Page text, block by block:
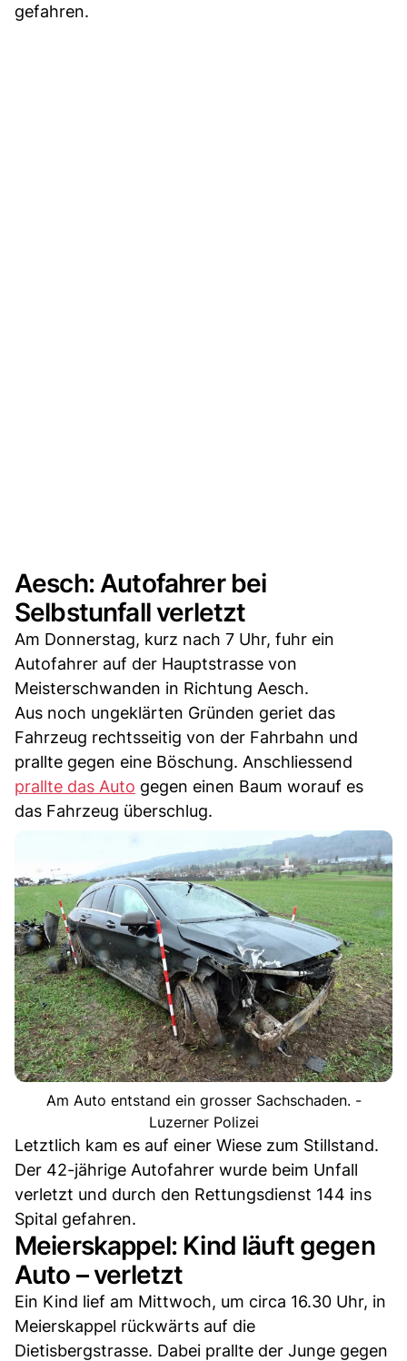
gefahren.
Aesch: Autofahrer bei
Selbstunfall verletzt
Am Donnerstag, kurz nach 7 Uhr, fuhr ein
Autofahrer auf der Hauptstrasse von
Meisterschwanden in Richtung Aesch.
Aus noch ungeklärten Gründen geriet das
Fahrzeug rechtsseitig von der Fahrbahn und
prallte gegen eine Böschung. Anschliessend
prallte das Auto gegen einen Baum worauf es
das Fahrzeug überschlug.
Am Auto entstand ein grosser Sachschaden. -
Luzerner Polizei
Letztlich kam es auf einer Wiese zum Stillstand.
Der 42-jährige Autofahrer wurde beim Unfall
verletzt und durch den Rettungsdienst 144 ins
Spital gefahren.
Meierskappel: Kind läuft gegen
Auto – verletzt
Ein Kind lief am Mittwoch, um circa 16.30 Uhr, in
Meierskappel rückwärts auf die
Dietisbergstrasse. Dabei prallte der Junge gegen